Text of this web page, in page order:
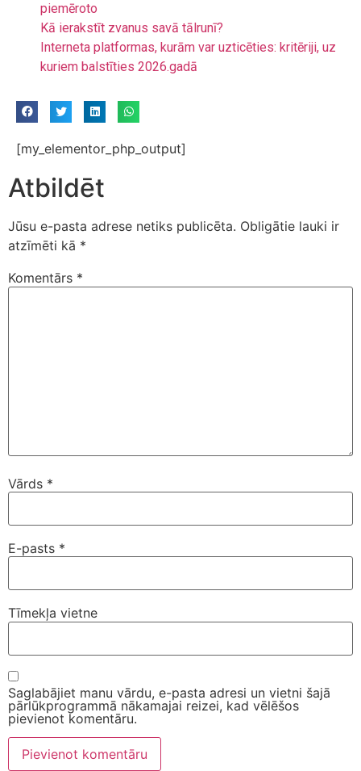
piemēroto
Kā ierakstīt zvanus savā tālrunī?
Interneta platformas, kurām var uzticēties: kritēriji, uz
kuriem balstīties 2026.gadā
[my_elementor_php_output]
Atbildēt
Jūsu e-pasta adrese netiks publicēta. Obligātie lauki ir
atzīmēti kā *
Komentārs *
Vārds *
E-pasts *
Tīmekļa vietne
Saglabājiet manu vārdu, e-pasta adresi un vietni šajā
pārlūkprogrammā nākamajai reizei, kad vēlēšos
pievienot komentāru.